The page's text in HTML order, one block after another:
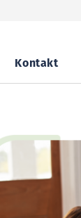
Kontakt